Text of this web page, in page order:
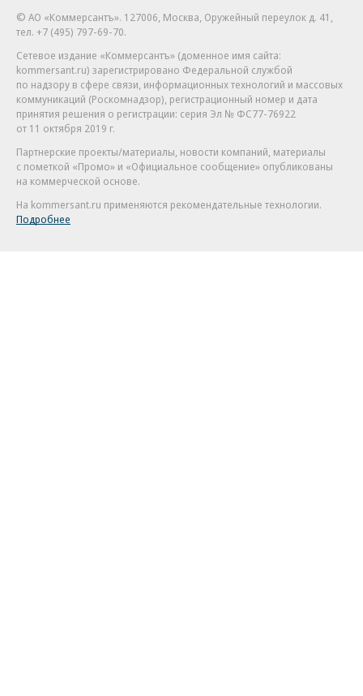
© АО «Коммерсантъ». 127006, Москва, Оружейный переулок д. 41,
тел. +7 (495) 797-69-70.
Сетевое издание «Коммерсантъ» (доменное имя сайта:
kommersant.ru) зарегистрировано Федеральной службой
по надзору в сфере связи, информационных технологий и массовых
коммуникаций (Роскомнадзор), регистрационный номер и дата
принятия решения о регистрации: серия Эл № ФС77-76922
от 11 октября 2019 г.
Партнерские проекты/материалы, новости компаний, материалы
с пометкой «Промо» и «Официальное сообщение» опубликованы
на коммерческой основе.
На kommersant.ru применяются рекомендательные технологии.
Подробнее